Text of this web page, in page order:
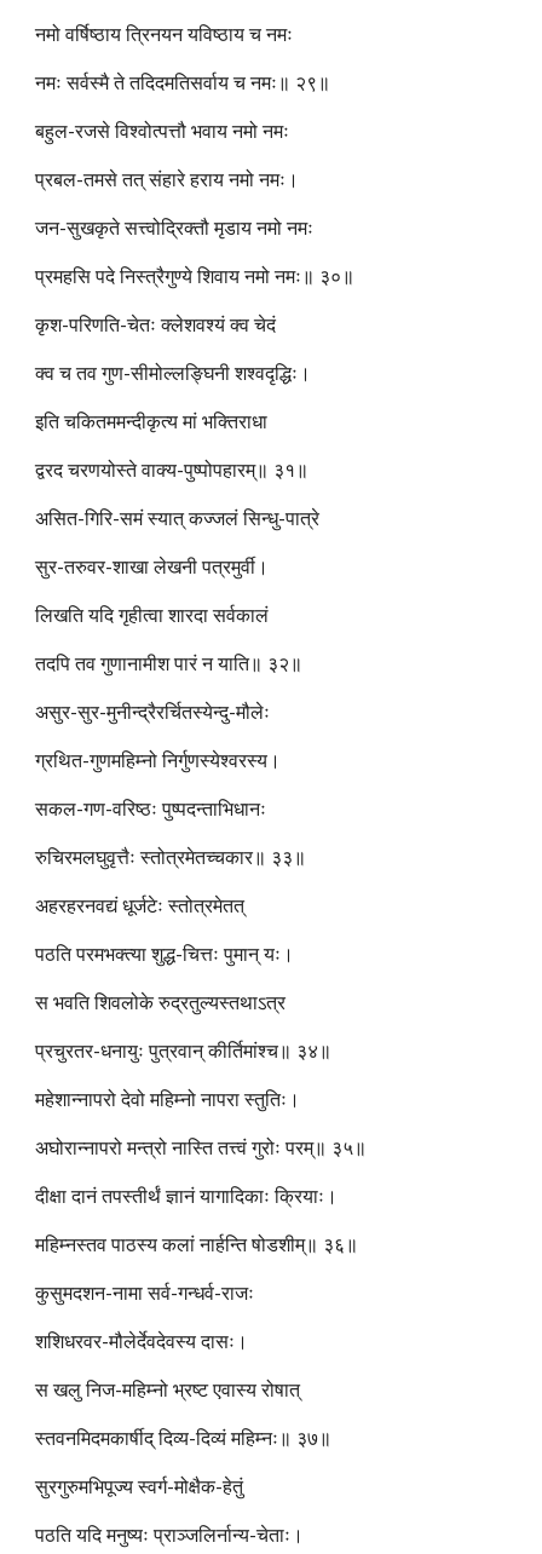
नमो वर्षिष्ठाय त्रिनयन यविष्ठाय च नमः
नमः सर्वस्मै ते तदिदमतिसर्वाय च नमः॥ २९॥
बहुल-रजसे विश्वोत्पत्तौ भवाय नमो नमः
प्रबल-तमसे तत् संहारे हराय नमो नमः।
जन-सुखकृते सत्त्वोद्रिक्तौ मृडाय नमो नमः
प्रमहसि पदे निस्त्रैगुण्ये शिवाय नमो नमः॥ ३०॥
कृश-परिणति-चेतः क्लेशवश्यं क्व चेदं
क्व च तव गुण-सीमोल्लङ्घिनी शश्वदृद्धिः।
इति चकितममन्दीकृत्य मां भक्तिराधा
द्वरद चरणयोस्ते वाक्य-पुष्पोपहारम्॥ ३१॥
असित-गिरि-समं स्यात् कज्जलं सिन्धु-पात्रे
सुर-तरुवर-शाखा लेखनी पत्रमुर्वी।
लिखति यदि गृहीत्वा शारदा सर्वकालं
तदपि तव गुणानामीश पारं न याति॥ ३२॥
असुर-सुर-मुनीन्द्रैरर्चितस्येन्दु-मौलेः
ग्रथित-गुणमहिम्नो निर्गुणस्येश्वरस्य।
सकल-गण-वरिष्ठः पुष्पदन्ताभिधानः
रुचिरमलघुवृत्तैः स्तोत्रमेतच्चकार॥ ३३॥
अहरहरनवद्यं धूर्जटेः स्तोत्रमेतत्
पठति परमभक्त्या शुद्ध-चित्तः पुमान् यः।
स भवति शिवलोके रुद्रतुल्यस्तथाऽत्र
प्रचुरतर-धनायुः पुत्रवान् कीर्तिमांश्च॥ ३४॥
महेशान्नापरो देवो महिम्नो नापरा स्तुतिः।
अघोरान्नापरो मन्त्रो नास्ति तत्त्वं गुरोः परम्॥ ३५॥
दीक्षा दानं तपस्तीर्थं ज्ञानं यागादिकाः क्रियाः।
महिम्नस्तव पाठस्य कलां नार्हन्ति षोडशीम्॥ ३६॥
कुसुमदशन-नामा सर्व-गन्धर्व-राजः
शशिधरवर-मौलेर्देवदेवस्य दासः।
स खलु निज-महिम्नो भ्रष्ट एवास्य रोषात्
स्तवनमिदमकार्षीद् दिव्य-दिव्यं महिम्नः॥ ३७॥
सुरगुरुमभिपूज्य स्वर्ग-मोक्षैक-हेतुं
पठति यदि मनुष्यः प्राञ्जलिर्नान्य-चेताः।